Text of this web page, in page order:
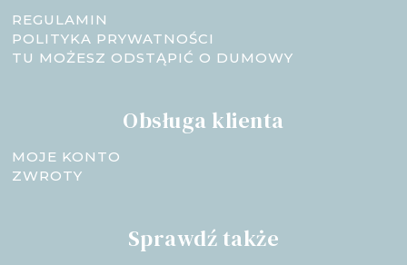
REGULAMIN
POLITYKA PRYWATNOŚCI
TU MOŻESZ ODSTĄPIĆ O DUMOWY
Obsługa klienta
MOJE KONTO
ZWROTY
Sprawdź także